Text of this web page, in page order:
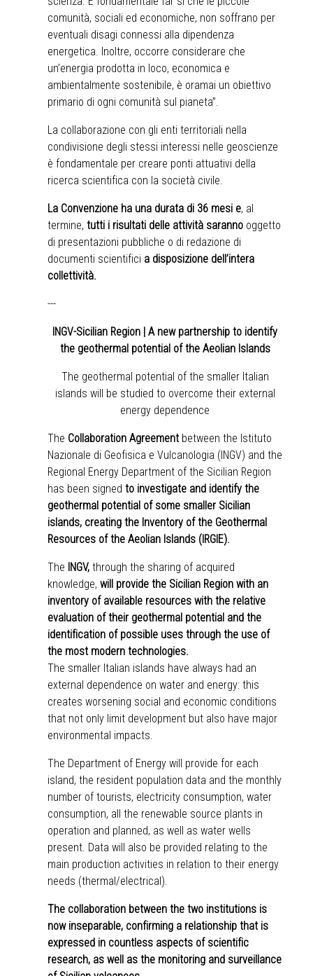
comunità, sociali ed economiche, non soffrano per
eventuali disagi connessi alla dipendenza
energetica. Inoltre, occorre considerare che
un’energia prodotta in loco, economica e
ambientalmente sostenibile, è oramai un obiettivo
primario di ogni comunità sul pianeta”.
La collaborazione con gli enti territoriali nella
condivisione degli stessi interessi nelle geoscienze
è fondamentale per creare ponti attuativi della
ricerca scientifica con la società civile.
La Convenzione ha una durata di 36 mesi e, al
termine, tutti i risultati delle attività saranno oggetto
di presentazioni pubbliche o di redazione di
documenti scientifici a disposizione dell’intera
collettività.
---
INGV-Sicilian Region | A new partnership to identify
the geothermal potential of the Aeolian Islands
The geothermal potential of the smaller Italian
islands will be studied to overcome their external
energy dependence
The Collaboration Agreementbetween the Istituto
Nazionale di Geofisica e Vulcanologia (INGV) and the
Regional Energy Department of the Sicilian Region
has been signed to investigate and identify the
geothermal potential of some smaller Sicilian
islands, creating the Inventory of the Geothermal
Resources of the Aeolian Islands (IRGIE).
The INGV, through the sharing of acquired
knowledge, will provide the Sicilian Region with an
inventory of available resources with the relative
evaluation of their geothermal potential and the
identification of possible uses through the use of
the most modern technologies.
The smaller Italian islands have always had an
external dependence on water and energy: this
creates worsening social and economic conditions
that not only limit development but also have major
environmental impacts.
The Department of Energy will provide for each
island, the resident population data and the monthly
number of tourists, electricity consumption, water
consumption, all the renewable source plants in
operation and planned, as well as water wells
present. Data will also be provided relating to the
main production activities in relation to their energy
needs (thermal/electrical).
The collaboration between the two institutions is
now inseparable, confirming a relationship that is
expressed in countless aspects of scientific
research, as well as the monitoring and surveillance